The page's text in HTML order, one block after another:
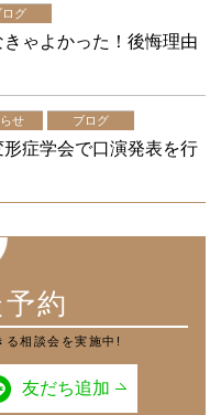
ログ
ゃよかった！後悔理由
せ ブログ
症学会で口演発表を行
約
る相談会を実施中!
友だち追加